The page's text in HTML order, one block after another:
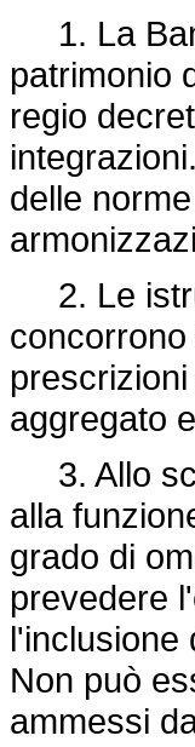
1. La
patrimonio
regio
delle
2. Le
aggregato
3. Allo
alla
grado di
prevedere
l'inclusione
Non può
ammessi